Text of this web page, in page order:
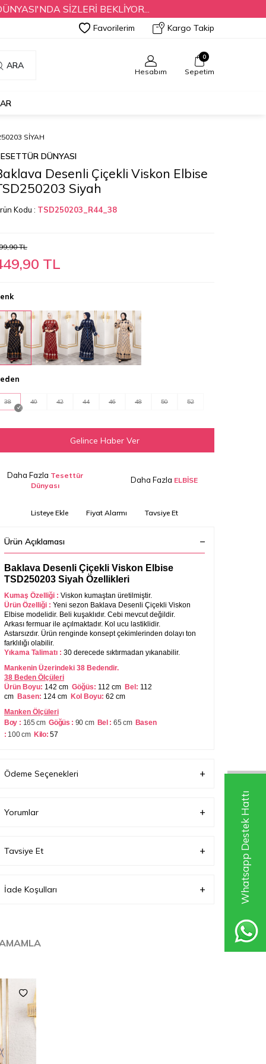
Whatsapp Destek Hattı
SİZLERİ BEKLİYOR...
Favorilerim Kargo Takip
ARA
Hesabım
0
Sepetim
SIYAH
DÜNYASI
Desenli Çiçekli Viskon Elbise
Siyah
Kodu : TSD250203_R44_38
TL
TL
38 40 42 44 46 48 50 52
Gelince Haber Ver
Daha Fazla Tesettür
Dünyası
Daha Fazla ELBİSE
Listeye Ekle Fiyat Alarmı Tavsiye Et
Ürün Açıklaması
Baklava Desenli Çiçekli Viskon Elbise
TSD250203 Siyah Özellikleri
Kumaş Özelliği : Viskon kumaştan üretilmiştir.
Ürün Özelliği : Yeni sezon Baklava Desenli Çiçekli Viskon
Elbise modelidir. Beli kuşaklıdır. Cebi mevcut değildir.
Arkası fermuar ile açılmaktadır. Kol ucu lastiklidir.
Astarsızdır. Ürün renginde konsept çekimlerinden dolayı ton
farklılığı olabilir.
Yıkama Talimatı : 30 derecede sıktırmadan yıkanabilir.
Mankenin Üzerindeki 38 Bedendir.
38 Beden Ölçüleri
Ürün Boyu: 142 cm Göğüs: 112 cm Bel: 112
cm Basen: 124 cm Kol Boyu: 62 cm
Manken Ölçüleri
Boy : 165 cm Göğüs : 90 cm Bel : 65 cm Basen
: 100cm Kilo: 57
Ödeme Seçenekleri
Yorumlar
Tavsiye Et
İade Koşulları